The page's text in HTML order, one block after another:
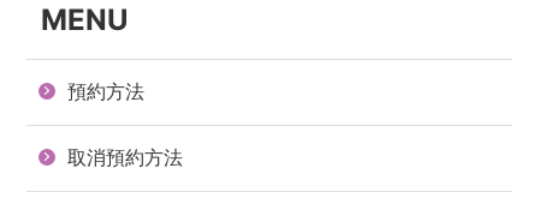
MENU
預約方法
取消預約方法